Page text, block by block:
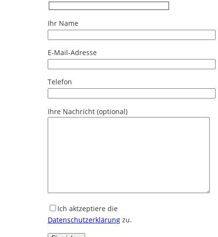
Ihr Name
E-Mail-Adresse
Telefon
Ihre Nachricht (optional)
Ich aktzeptiere die
Datenschutzerklärung zu.